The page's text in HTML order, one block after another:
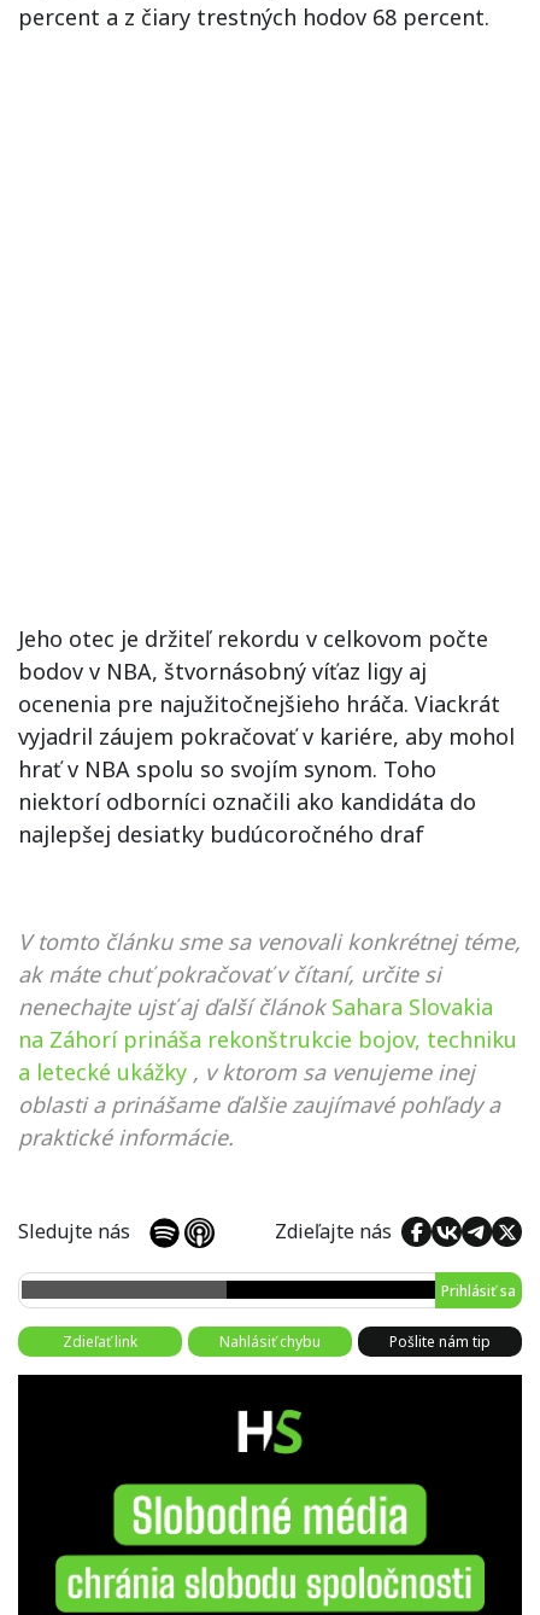
percent a z čiary trestných hodov 68 percent.
Jeho otec je držiteľ rekordu v celkovom počte
bodov v NBA, štvornásobný víťaz ligy aj
ocenenia pre najužitočnejšieho hráča. Viackrát
vyjadril záujem pokračovať v kariére, aby mohol
hrať v NBA spolu so svojím synom. Toho
niektorí odborníci označili ako kandidáta do
najlepšej desiatky budúcoročného draf
V tomto článku sme sa venovali konkrétnej téme,
ak máte chuť pokračovať v čítaní, určite si
nenechajte ujsť aj ďalší článok Sahara Slovakia
na Záhorí prináša rekonštrukcie bojov, techniku
a letecké ukážky , v ktorom sa venujeme inej
oblasti a prinášame ďalšie zaujímavé pohľady a
praktické informácie.
Sledujte nás Zdieľajte nás
Prihlásiť sa
Zdieľať link Nahlásiť chybu Pošlite nám tip